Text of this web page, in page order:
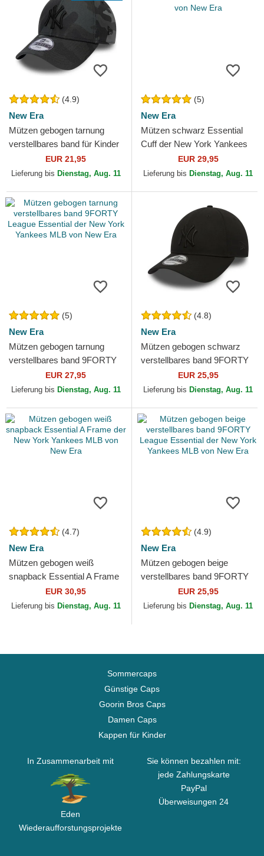
(4.9)
New Era
Mützen gebogen tarnung
verstellbares band für Kinder
9FORTY League Essential
der New York Yankees...
EUR 21,95
Lieferung bis Dienstag, Aug. 11
(5)
New Era
Mützen schwarz Essential
Cuff der New York Yankees
MLB von New Era
EUR 29,95
Lieferung bis Dienstag, Aug. 11
(5)
New Era
Mützen gebogen tarnung
verstellbares band 9FORTY
League Essential der New
York Yankees MLB von...
EUR 27,95
Lieferung bis Dienstag, Aug. 11
(4.8)
New Era
Mützen gebogen schwarz
verstellbares band 9FORTY
League Essential der New
York Yankees MLB von...
EUR 25,95
Lieferung bis Dienstag, Aug. 11
(4.7)
New Era
Mützen gebogen weiß
snapback Essential A Frame
der New York Yankees MLB
von New Era
EUR 30,95
Lieferung bis Dienstag, Aug. 11
(4.9)
New Era
Mützen gebogen beige
verstellbares band 9FORTY
League Essential der New
York Yankees MLB von New
EUR 25,95
Lieferung bis Dienstag, Aug. 11
Sommercaps
Günstige Caps
Goorin Bros Caps
Damen Caps
Kappen für Kinder
In Zusammenarbeit mit
Eden
Wiederaufforstungsprojekte
Sie können bezahlen mit:
jede Zahlungskarte
PayPal
Überweisungen 24